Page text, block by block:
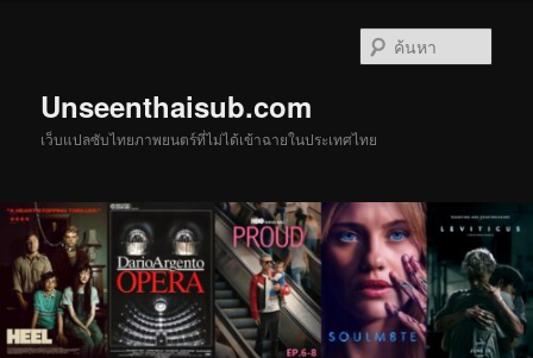
Unseenthaisub.com
เว็บแปลซับไทยภาพยนตร์ที่ไม่ได้เข้าฉายในประเทศไทย